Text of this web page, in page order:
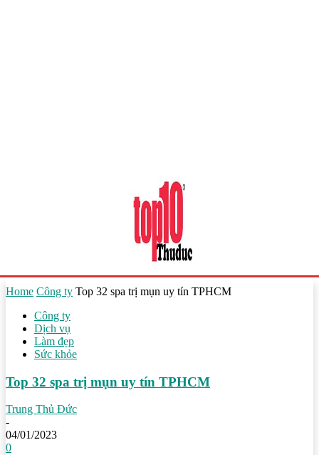
Home Công ty Top 32 spa trị mụn uy tín TPHCM
Công ty
Dịch vụ
Làm đẹp
Sức khỏe
Top 32 spa trị mụn uy tín TPHCM
Trung Thủ Đức
-
04/01/2023
0